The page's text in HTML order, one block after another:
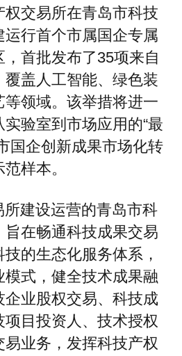
交易所在青岛市科技
运行首个市属国企专属
首批发布了35项来自
盖人工智能、绿色装
领域。该举措将进一
验室到市场应用的“最
国企创新成果市场化转
样本。
建设运营的青岛市科
在畅通科技成果交易
的生态化服务体系，
式，健全技术成果融
业股权交易、科技成
目投资人、技术授权
易业务，发挥科技产权